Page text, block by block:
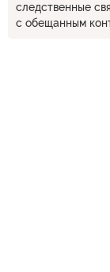
следственные
с обещанным
доказательства